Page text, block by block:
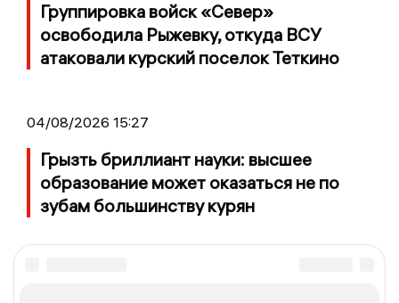
Группировка войск «Север»
освободила Рыжевку, откуда ВСУ
атаковали курский поселок Теткино
04/08/2026 15:27
Грызть бриллиант науки: высшее
образование может оказаться не по
зубам большинству курян